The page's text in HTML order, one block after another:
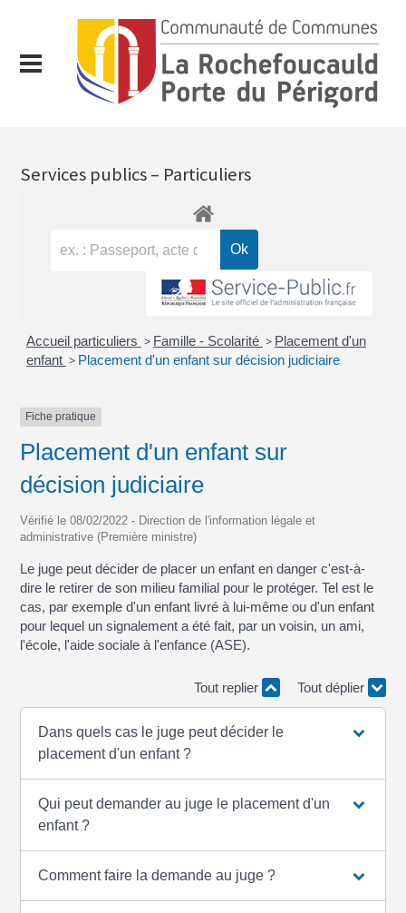
Services publics – Particuliers
Accueil particuliers > Famille - Scolarité > Placement d'un
enfant > Placement d'un enfant sur décision judiciaire
Fiche pratique
Placement d'un enfant sur
décision judiciaire
Vérifié le 08/02/2022 - Direction de l'information légale et
administrative (Première ministre)
Le juge peut décider de placer un enfant en danger c'est-à-
dire le retirer de son milieu familial pour le protéger. Tel est le
cas, par exemple d'un enfant livré à lui-même ou d'un enfant
pour lequel un signalement a été fait, par un voisin, un ami,
l'école, l'aide sociale à l'enfance (ASE).
Tout replier Tout déplier
Dans quels cas le juge peut décider le
placement d'un enfant ?
Qui peut demander au juge le placement d'un
enfant ?
Comment faire la demande au juge ?